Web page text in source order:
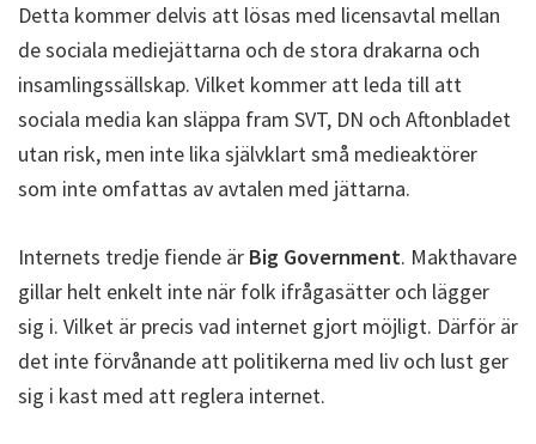
Detta kommer delvis att lösas med licensavtal mellan
de sociala mediejättarna och de stora drakarna och
insamlingssällskap. Vilket kommer att leda till att
sociala media kan släppa fram SVT, DN och Aftonbladet
utan risk, men inte lika självklart små medieaktörer
som inte omfattas av avtalen med jättarna.
Internets tredje fiende är Big Government. Makthavare
gillar helt enkelt inte när folk ifrågasätter och lägger
sig i. Vilket är precis vad internet gjort möjligt. Därför är
det inte förvånande att politikerna med liv och lust ger
sig i kast med att reglera internet.